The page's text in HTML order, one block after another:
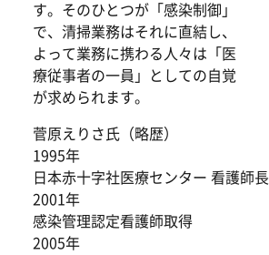
す。そのひとつが「感染制御」
で、清掃業務はそれに直結し、
よって業務に携わる人々は「医
療従事者の一員」としての自覚
が求められます。
菅原えりさ氏（略歴）
1995年
日本赤十字社医療センター 看護師長
2001年
感染管理認定看護師取得
2005年